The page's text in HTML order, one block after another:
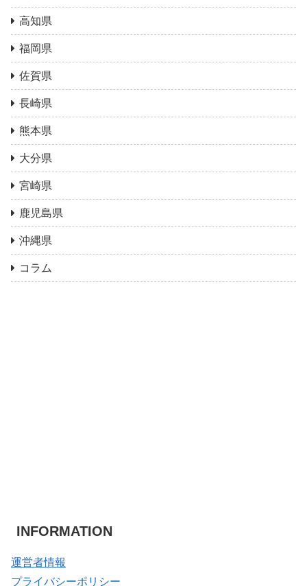
高知県
福岡県
佐賀県
長崎県
熊本県
大分県
宮崎県
鹿児島県
沖縄県
コラム
INFORMATION
運営者情報
プライバシーポリシー